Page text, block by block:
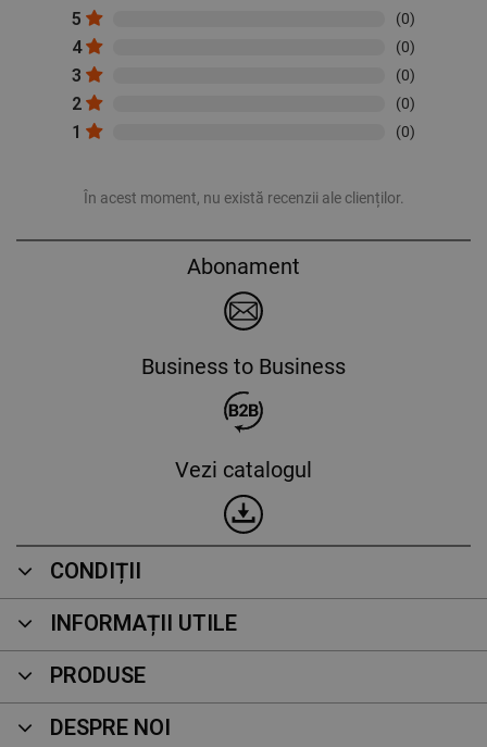
5 (0)
4 (0)
3 (0)
2 (0)
1 (0)
În acest moment, nu există recenzii ale clienților.
Abonament
Business to Business
Vezi catalogul
CONDIȚII
INFORMAȚII UTILE
PRODUSE
DESPRE NOI